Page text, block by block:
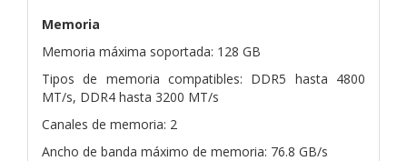
Memoria
Memoria máxima soportada: 128 GB
Tipos de memoria compatibles: DDR5 hasta 4800
MT/s, DDR4 hasta 3200 MT/s
Canales de memoria: 2
Ancho de banda máximo de memoria: 76.8 GB/s